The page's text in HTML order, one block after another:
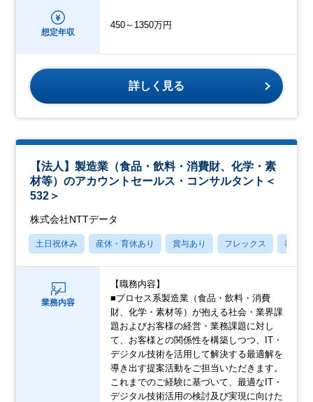
想定年収
450～1350万円
詳しく見る
【法人】製造業（食品・飲料・消費財、化学・素
材等）のアカウントセールス・コンサルタント＜
532＞
株式会社NTTデータ
土日祝休み 産休・育休あり 賞与あり フレックス 社宅・
業務内容
【職務内容】
■プロセス系製造業（食品・飲料・消費
財、化学・素材等）が抱える社会・業界課
題およびお客様の経営・業務課題に対し
て、お客様との関係性を構築しつつ、IT・
デジタル技術を活用して解決する最適解を
導き出す提案活動をご担当いただきます。
これまでのご経験に基づいて、最適なIT・
デジタル技術活用の検討及び実現に向けた